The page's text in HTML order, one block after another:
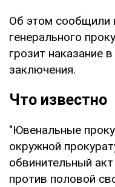
Об этом сообщили
генерального
грозит наказание
заключения.
Что известно
"Ювенальные
окружной
обвинительный
против половой